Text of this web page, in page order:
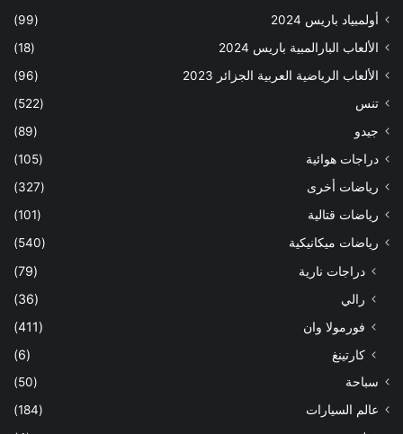
أولمبياد باريس 2024
(99)
الألعاب البارالمبية باريس 2024
(18)
الألعاب الرياضية العربية الجزائر 2023
(96)
تنس
(522)
جيدو
(89)
دراجات هوائية
(105)
رياضات أخرى
(327)
رياضات قتالية
(101)
رياضات ميكانيكية
(540)
دراجات نارية
(79)
رالي
(36)
فورمولا وان
(411)
كارتينغ
(6)
سباحة
(50)
عالم السيارات
(184)